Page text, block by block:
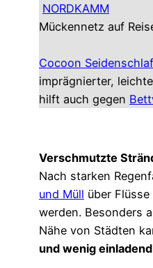
NORDKAMM
Mückennetz auf
Cocoon
imprägnierter,
hilft auch gegen
Verschmutzte
Nach starken
und Müll über
werden. Besonders
Nähe von Städten
und wenig einladend